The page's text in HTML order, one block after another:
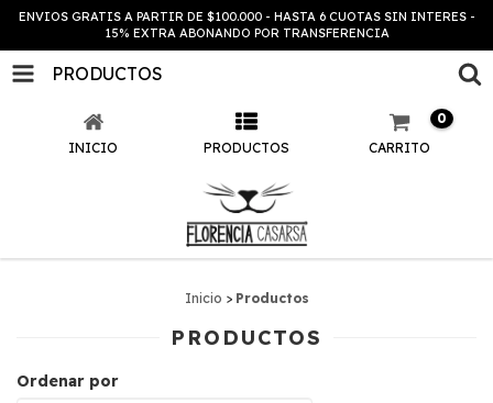
ENVIOS GRATIS A PARTIR DE $100.000 - HASTA 6 CUOTAS SIN INTERES -
15% EXTRA ABONANDO POR TRANSFERENCIA
PRODUCTOS
INICIO PRODUCTOS CARRITO
0
Inicio > Productos
PRODUCTOS
Ordenar por